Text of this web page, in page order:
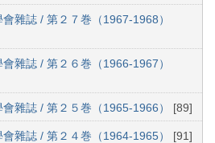
雜誌 / 第２７巻（1967-1968）
雜誌 / 第２６巻（1966-1967）
雜誌 / 第２５巻（1965-1966） [89]
雜誌 / 第２４巻（1964-1965） [91]